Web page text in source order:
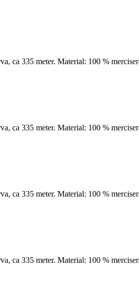
ca 335 meter. Material: 100 %
ca 335 meter. Material: 100 %
ca 335 meter. Material: 100 %
ca 335 meter. Material: 100 %